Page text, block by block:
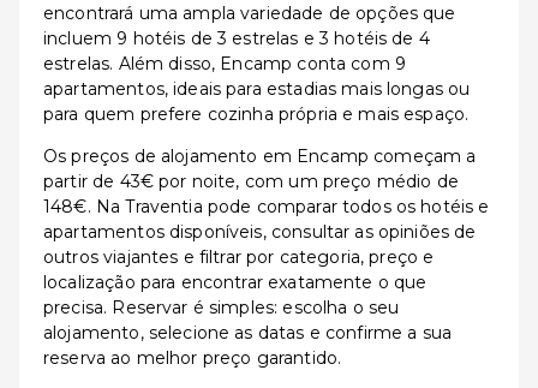
encontrará uma ampla variedade de opções que
incluem 9 hotéis de 3 estrelas e 3 hotéis de 4
estrelas. Além disso, Encamp conta com 9
apartamentos, ideais para estadias mais longas ou
para quem prefere cozinha própria e mais espaço.
Os preços de alojamento em Encamp começam a
partir de 43€ por noite, com um preço médio de
148€. Na Traventia pode comparar todos os hotéis e
apartamentos disponíveis, consultar as opiniões de
outros viajantes e filtrar por categoria, preço e
localização para encontrar exatamente o que
precisa. Reservar é simples: escolha o seu
alojamento, selecione as datas e confirme a sua
reserva ao melhor preço garantido.